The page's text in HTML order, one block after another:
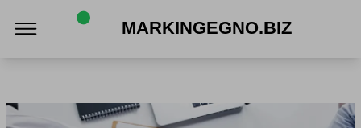
Articoli in Evidenza